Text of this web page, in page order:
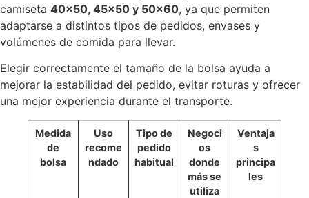
camiseta 40×50, 45×50 y 50×60, ya que permiten
adaptarse a distintos tipos de pedidos, envases y
volúmenes de comida para llevar.
Elegir correctamente el tamaño de la bolsa ayuda a
mejorar la estabilidad del pedido, evitar roturas y ofrecer
una mejor experiencia durante el transporte.
Medida
de
bolsa
Uso
recome
ndado
Tipo de
pedido
habitual
Negoci
os
donde
más se
utiliza
Ventaja
s
principa
les